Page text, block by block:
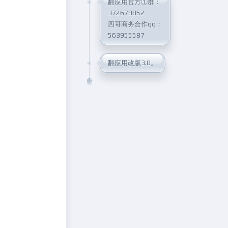
翻应用官方①群：
372679852
四哥商务合作qq：
563955587
翻应用改版3.0。